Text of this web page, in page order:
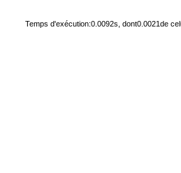
Temps d'exécution:0.0092s, dont0.0021de